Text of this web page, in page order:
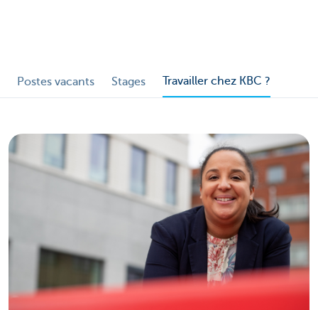
Postes vacants Stages Travailler chez KBC ?